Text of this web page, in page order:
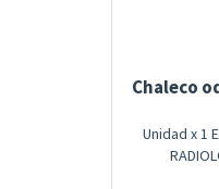
Chaleco
Unidad x 1